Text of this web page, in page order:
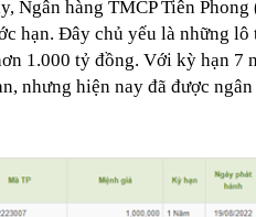
Ngân hàng TMCP Tiên
hạn. Đây chủ yếu là những lô
1.000 tỷ đồng. Với kỳ hạn 7
nhưng hiện nay đã được